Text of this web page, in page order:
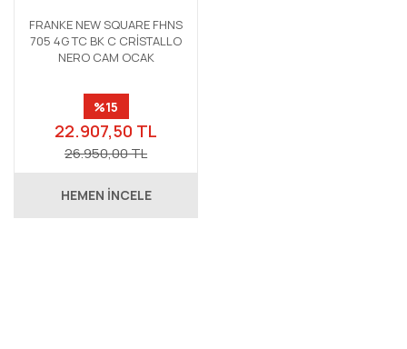
FRANKE NEW SQUARE FHNS
705 4G TC BK C CRİSTALLO
NERO CAM OCAK
%15
22.907,50 TL
26.950,00 TL
HEMEN İNCELE